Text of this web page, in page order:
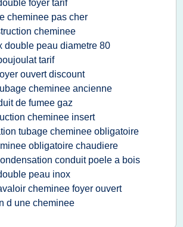
foyer tarif
cheminee pas cher
cheminee
double peau diametre 80
tarif
ouvert discount
cheminee ancienne
de fumee gaz
cheminee insert
tubage cheminee obligatoire
obligatoire chaudiere
conduit poele a bois
peau inox
cheminee foyer ouvert
d une cheminee